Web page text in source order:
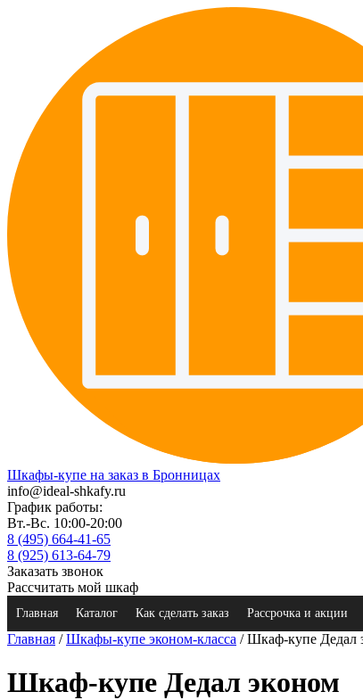
Шкафы-купе на заказ в Бронницах
info@ideal-shkafy.ru
График работы:
Вт.-Вс. 10:00-20:00
8 (495) 664-41-65
8 (925) 613-64-79
Заказать звонок
Рассчитать мой шкаф
Главная Каталог Как сделать заказ Рассрочка и акции
Главная /Шкафы-купе эконом-класса / Шкаф-купе Дедал
Шкаф-купе Дедал эконом